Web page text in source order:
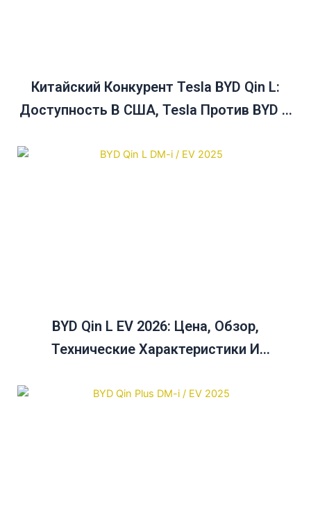
Китайский Конкурент Tesla BYD Qin L:
Доступность В США, Tesla Против BYD И
BYD Qin L EV 2026: Цена, Обзор,
Технические Характеристики И
Plus